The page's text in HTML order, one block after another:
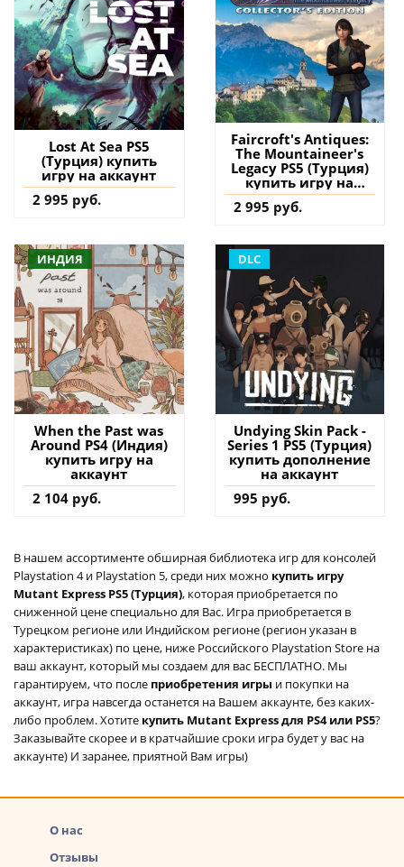
Lost At Sea PS5
(Турция) купить
игру на аккаунт
2 995 руб.
Faircroft's Antiques:
The Mountaineer's
Legacy PS5 (Турция)
купить игру на
аккаунт
2 995 руб.
ИНДИЯ
When the Past was
Around PS4 (Индия)
купить игру на
аккаунт
2 104 руб.
DLC
Undying Skin Pack -
Series 1 PS5 (Турция)
купить дополнение
на аккаунт
995 руб.
В нашем ассортименте обширная библиотека игр для консолей
Playstation 4 и Playstation 5, среди них можно купить игру
Mutant Express PS5 (Турция), которая приобретается по
сниженной цене специально для Вас. Игра приобретается в
Турецком регионе или Индийском регионе (регион указан в
характеристиках) по цене, ниже Российского Playstation Store на
ваш аккаунт, который мы создаем для вас БЕСПЛАТНО. Мы
гарантируем, что после приобретения игры и покупки на
аккаунт, игра навсегда останется на Вашем аккаунте, без каких-
либо проблем. Хотите купить Mutant Express для PS4 или PS5?
Заказывайте скорее и в кратчайшие сроки игра будет у вас на
аккаунте) И заранее, приятной Вам игры)
О нас
Отзывы